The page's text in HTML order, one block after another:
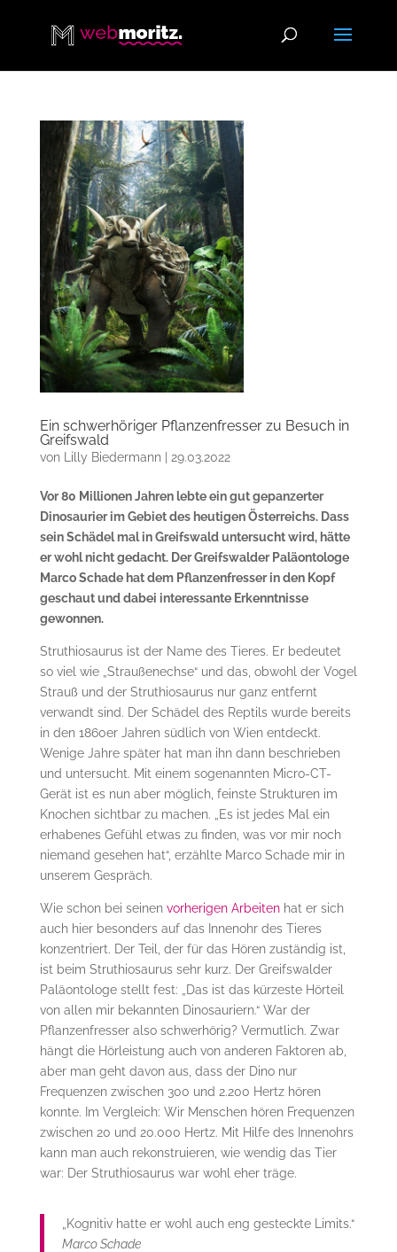
Ein schwerhöriger Pflanzenfresser zu Besuch in
Greifswald
von Lilly Biedermann| 29.03.2022
Vor 80 Millionen Jahren lebte ein gut gepanzerter
Dinosaurier im Gebiet des heutigen Österreichs. Dass
sein Schädel mal in Greifswald untersucht wird, hätte
er wohl nicht gedacht. Der Greifswalder Paläontologe
Marco Schade hat dem Pflanzenfresser in den Kopf
geschaut und dabei interessante Erkenntnisse
gewonnen.
Struthiosaurus ist der Name des Tieres. Er bedeutet
so viel wie „Straußenechse“ und das, obwohl der Vogel
Strauß und der Struthiosaurus nur ganz entfernt
verwandt sind. Der Schädel des Reptils wurde bereits
in den 1860er Jahren südlich von Wien entdeckt.
Wenige Jahre später hat man ihn dann beschrieben
und untersucht. Mit einem sogenannten Micro-CT-
Gerät ist es nun aber möglich, feinste Strukturen im
Knochen sichtbar zu machen. „Es ist jedes Mal ein
erhabenes Gefühl etwas zu finden, was vor mir noch
niemand gesehen hat“, erzählte Marco Schade mir in
unserem Gespräch.
Wie schon bei seinen vorherigen Arbeitenhat er sich
auch hier besonders auf das Innenohr des Tieres
konzentriert. Der Teil, der für das Hören zuständig ist,
ist beim Struthiosaurus sehr kurz. Der Greifswalder
Paläontologe stellt fest: „Das ist das kürzeste Hörteil
von allen mir bekannten Dinosauriern.“ War der
Pflanzenfresser also schwerhörig? Vermutlich. Zwar
hängt die Hörleistung auch von anderen Faktoren ab,
aber man geht davon aus, dass der Dino nur
Frequenzen zwischen 300 und 2.200 Hertz hören
konnte. Im Vergleich: Wir Menschen hören Frequenzen
zwischen 20 und 20.000 Hertz. Mit Hilfe des Innenohrs
kann man auch rekonstruieren, wie wendig das Tier
war: Der Struthiosaurus war wohl eher träge.
„Kognitiv hatte er wohl auch eng gesteckte Limits.“
Marco Schade